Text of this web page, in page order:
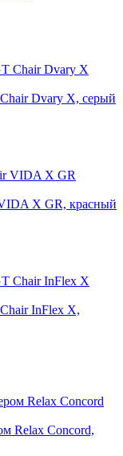
Dvary X, серый
X GR, красный
InFlex X,
Relax Concord,